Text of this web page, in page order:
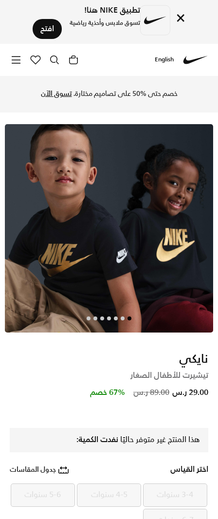
× تطبيق NIKE هنا!
تسوق ملابس وأحذية رياضية افتح
English
خصم حتى %50 على تصاميم مختارة. تسوق الآن
نايكي
تيشيرت للأطفال الصغار
Price reduced from
89.00 ر.س to 29.00 ر.س 67% خصم
هذا المنتج غير متوفر حاليًا نفدت الكمية:
اختر القياس جدول المقاسات
3-4 سنوات 3-4 سنوات 4-5 سنوات 4-5 سنوات 5-6 سنوات 5-6 سنوات